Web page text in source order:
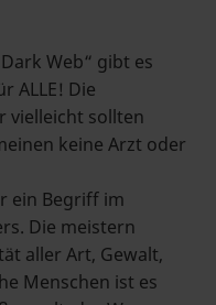
Web“ gibt es
ALLE! Die
vielleicht sollten
keine Arzt oder
ein Begriff im
Die meistern
aller Art, Gewalt,
Menschen ist es